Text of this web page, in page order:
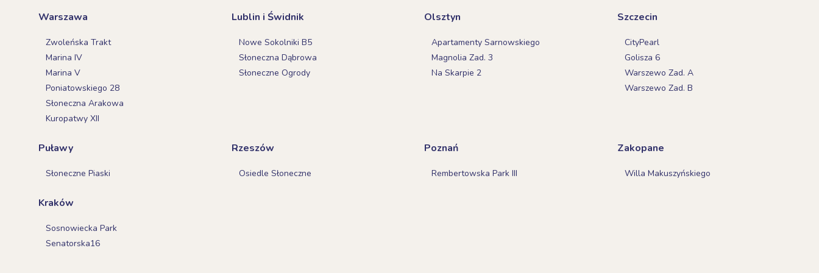
Warszawa
Zwoleńska Trakt
Marina IV
Marina V
Poniatowskiego 28
Słoneczna Arakowa
Kuropatwy XII
Lublin i Świdnik
Nowe Sokolniki B5
Słoneczna Dąbrowa
Słoneczne Ogrody
Olsztyn
Apartamenty Sarnowskiego
Magnolia Zad. 3
Na Skarpie 2
Szczecin
CityPearl
Golisza 6
Warszewo Zad. A
Warszewo Zad. B
Puławy
Słoneczne Piaski
Rzeszów
Osiedle Słoneczne
Poznań
Rembertowska Park III
Zakopane
Willa Makuszyńskiego
Kraków
Sosnowiecka Park
Senatorska16